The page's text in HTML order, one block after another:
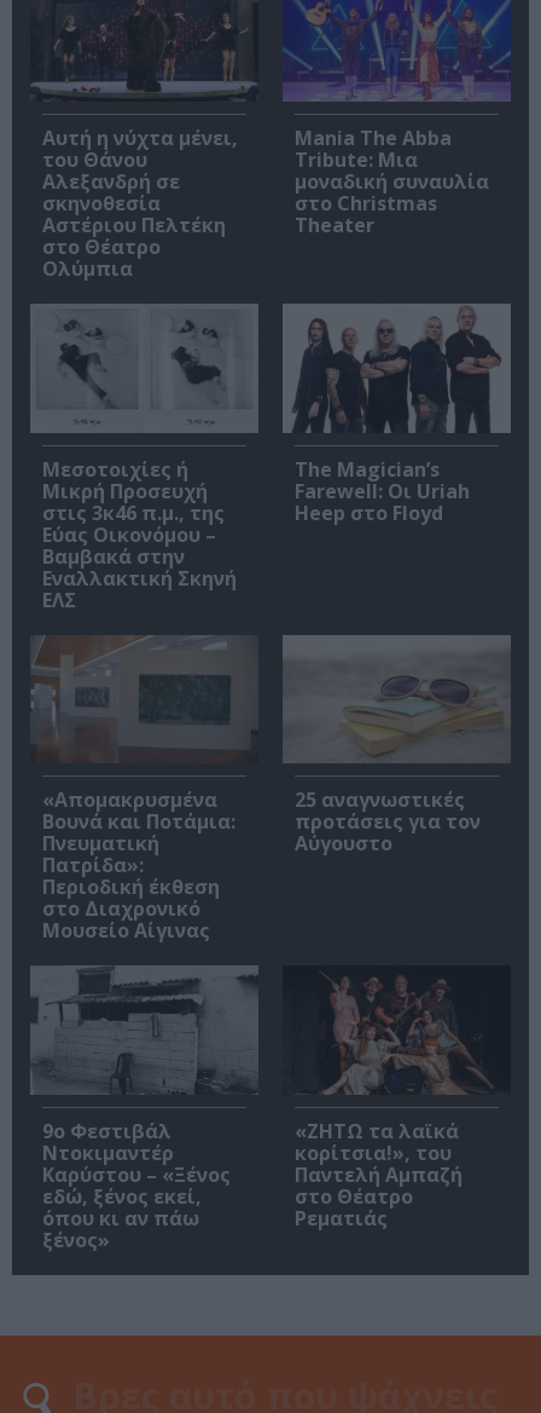
Αυτή η νύχτα μένει,
του Θάνου
Αλεξανδρή σε
σκηνοθεσία
Αστέριου Πελτέκη
στο Θέατρο
Ολύμπια
Mania The Abba
Tribute: Μια
μοναδική συναυλία
στο Christmas
Theater
Μεσοτοιχίες ή
Μικρή Προσευχή
στις 3κ46 π.μ., της
Εύας Οικονόμου –
Βαμβακά στην
Εναλλακτική Σκηνή
ΕΛΣ
The Magician’s
Farewell: Οι Uriah
Heep στο Floyd
«Απομακρυσμένα
Βουνά και Ποτάμια:
Πνευματική
Πατρίδα»:
Περιοδική έκθεση
στο Διαχρονικό
Μουσείο Αίγινας
25 αναγνωστικές
προτάσεις για τον
Αύγουστο
9ο Φεστιβάλ
Ντοκιμαντέρ
Καρύστου – «Ξένος
εδώ, ξένος εκεί,
όπου κι αν πάω
ξένος»
«ΖΗΤΩ τα λαϊκά
κορίτσια!», του
Παντελή Αμπαζή
στο Θέατρο
Ρεματιάς